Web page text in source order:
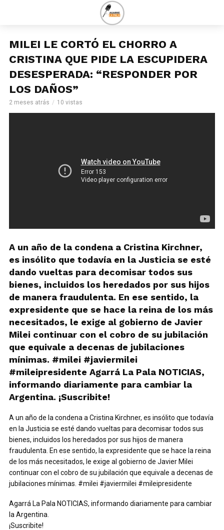
MILEI LE CORTÓ EL CHORRO A
CRISTINA QUE PIDE LA ESCUPIDERA
DESESPERADA: “RESPONDER POR
LOS DAÑOS”
2 meses atrás 10 vistas
A un año de la condena a Cristina Kirchner,
es insólito que todavía en la Justicia se esté
dando vueltas para decomisar todos sus
bienes, incluidos los heredados por sus hijos
de manera fraudulenta. En ese sentido, la
expresidente que se hace la reina de los más
necesitados, le exige al gobierno de Javier
Milei continuar con el cobro de su jubilación
que equivale a decenas de jubilaciones
mínimas. #milei #javiermilei
#mileipresidente Agarrá La Pala NOTICIAS,
informando diariamente para cambiar la
Argentina. ¡Suscribite!
A un año de la condena a Cristina Kirchner, es insólito que todavía
en la Justicia se esté dando vueltas para decomisar todos sus
bienes, incluidos los heredados por sus hijos de manera
fraudulenta. En ese sentido, la expresidente que se hace la reina
de los más necesitados, le exige al gobierno de Javier Milei
continuar con el cobro de su jubilación que equivale a decenas de
jubilaciones mínimas. #milei #javiermilei #mileipresidente
Agarrá La Pala NOTICIAS, informando diariamente para cambiar
la Argentina.
¡Suscribite!